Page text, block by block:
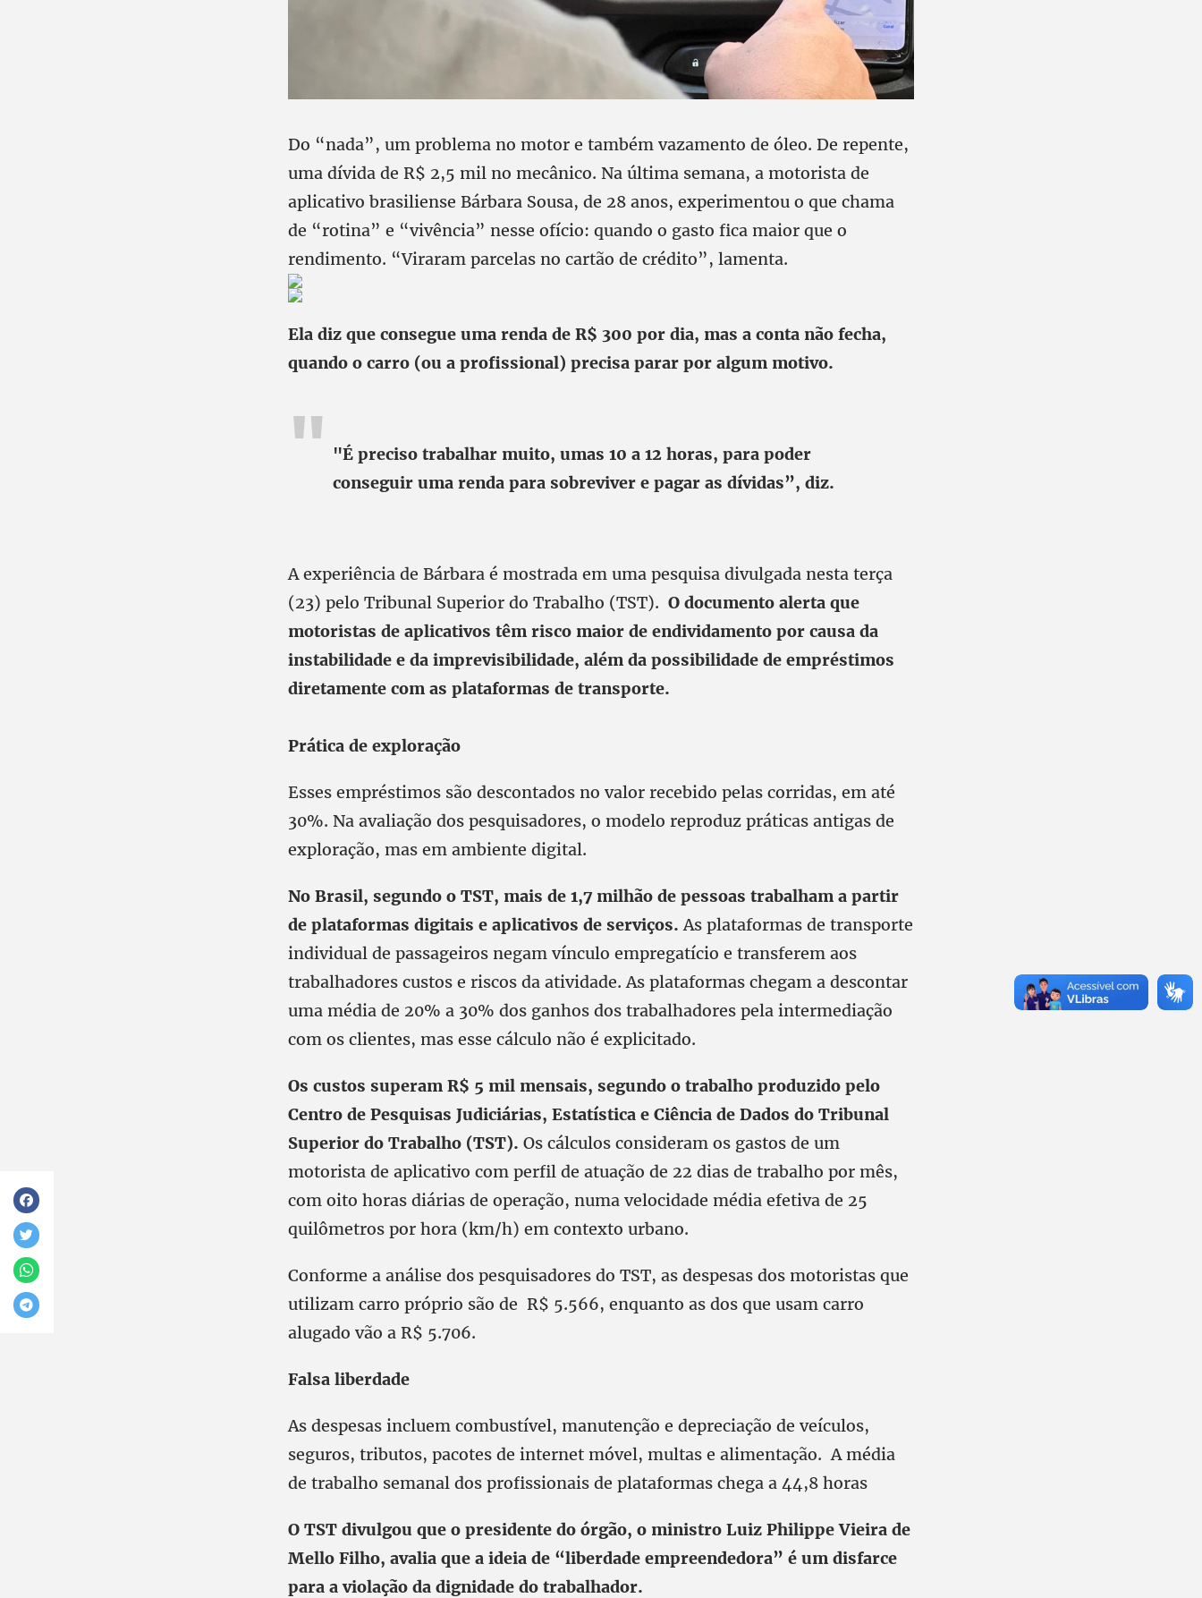
Do “nada”, um problema no motor e também vazamento de óleo. De repente,
uma dívida de R$ 2,5 mil no mecânico. Na última semana, a motorista de
aplicativo brasiliense Bárbara Sousa, de 28 anos, experimentou o que chama
de “rotina” e “vivência” nesse ofício: quando o gasto fica maior que o
rendimento. “Viraram parcelas no cartão de crédito”, lamenta.
Ela diz que consegue uma renda de R$ 300 por dia, mas a conta não fecha,
quando o carro (ou a profissional) precisa parar por algum motivo.
"É preciso trabalhar muito, umas 10 a 12 horas, para poder
conseguir uma renda para sobreviver e pagar as dívidas”, diz.
A experiência de Bárbara é mostrada em uma pesquisa divulgada nesta terça
(23) pelo Tribunal Superior do Trabalho (TST). O documento alerta que
motoristas de aplicativos têm risco maior de endividamento por causa da
instabilidade e da imprevisibilidade, além da possibilidade de empréstimos
diretamente com as plataformas de transporte.
Prática de exploração
Esses empréstimos são descontados no valor recebido pelas corridas, em até
30%. Na avaliação dos pesquisadores, o modelo reproduz práticas antigas de
exploração, mas em ambiente digital.
No Brasil, segundo o TST, mais de 1,7 milhão de pessoas trabalham a partir
de plataformas digitais e aplicativos de serviços. As plataformas de transporte
individual de passageiros negam vínculo empregatício e transferem aos
trabalhadores custos e riscos da atividade. As plataformas chegam a descontar
uma média de 20% a 30% dos ganhos dos trabalhadores pela intermediação
com os clientes, mas esse cálculo não é explicitado.
Os custos superam R$ 5 mil mensais, segundo o trabalho produzido pelo
Centro de Pesquisas Judiciárias, Estatística e Ciência de Dados do Tribunal
Superior do Trabalho (TST). Os cálculos consideram os gastos de um
motorista de aplicativo com perfil de atuação de 22 dias de trabalho por mês,
com oito horas diárias de operação, numa velocidade média efetiva de 25
quilômetros por hora (km/h) em contexto urbano.
Conforme a análise dos pesquisadores do TST, as despesas dos motoristas que
utilizam carro próprio são de R$ 5.566, enquanto as dos que usam carro
alugado vão a R$ 5.706.
Falsa liberdade
As despesas incluem combustível, manutenção e depreciação de veículos,
seguros, tributos, pacotes de internet móvel, multas e alimentação. A média
de trabalho semanal dos profissionais de plataformas chega a 44,8 horas
O TST divulgou que o presidente do órgão, o ministro Luiz Philippe Vieira de
Mello Filho, avalia que a ideia de “liberdade empreendedora” é um disfarce
para a violação da dignidade do trabalhador.